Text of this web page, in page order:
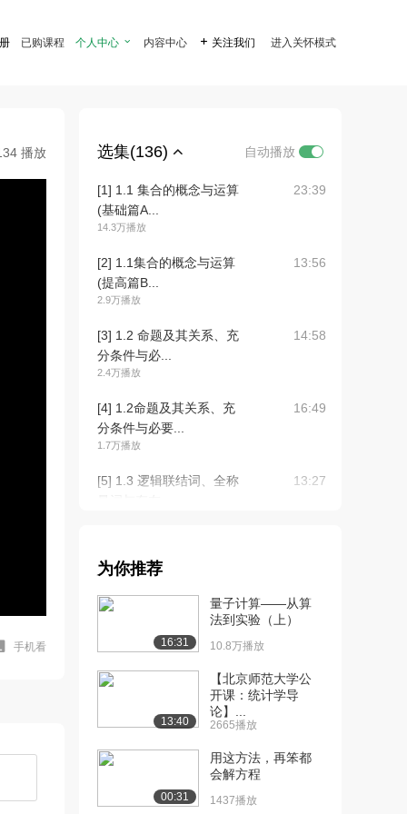
已购课程 个人中心  内容中心  关注我们 进入关怀模式
播放
手机看
选集(136) 自动播放
[1] 1.1 集合的概念与运算
(基础篇A...
14.3万播放
23:39
[2] 1.1集合的概念与运算
(提高篇B...
2.9万播放
13:56
[3] 1.2 命题及其关系、充
分条件与必...
2.4万播放
14:58
[4] 1.2命题及其关系、充
分条件与必要...
1.7万播放
16:49
[5] 1.3 逻辑联结词、全称
13:27
量词与存在量...
[7] 2.1 函数及其表示(基础
[8] 2.1（上）函数及其表
示 (提高篇...
21:50
[9] 2.1（下）函数及其表
示(提高篇B...
1.7万播放
为你推荐
16:31
量子计算——从算
法到实验（上）
10.8万播放
13:40
【北京师范大学公
开课：统计学导
论】...
2665播放
00:31
用这方法，再笨都
会解方程
1437播放